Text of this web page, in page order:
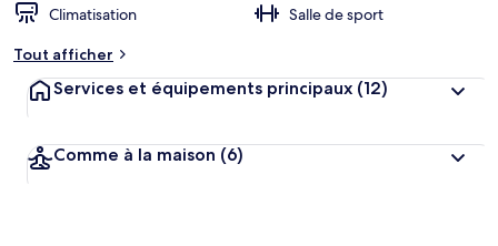
Climatisation
Salle de sport
Tout afficher
Services et équipements principaux (12)
Comme à la maison (6)